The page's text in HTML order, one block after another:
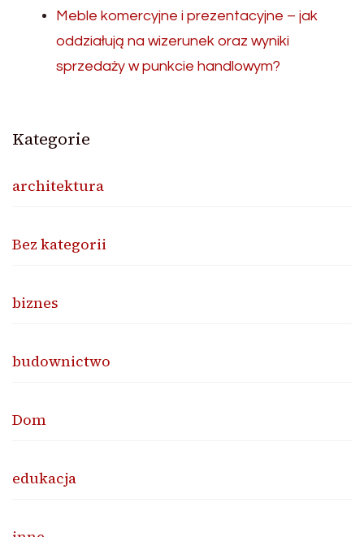
Meble komercyjne i prezentacyjne – jak
oddziałują na wizerunek oraz wyniki
sprzedaży w punkcie handlowym?
Kategorie
architektura
Bez kategorii
biznes
budownictwo
Dom
edukacja